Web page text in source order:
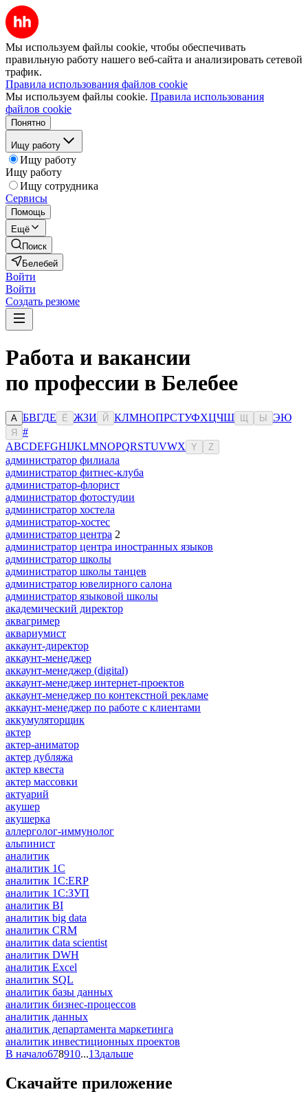
Мы используем файлы cookie, чтобы обеспечивать
правильную работу нашего веб-сайта и анализировать сетевой
трафик.
Правила использования файлов cookie
Мы используем файлы cookie. Правила использования
файлов cookie
Понятно
Ищу работу
Ищу работу
Ищу работу
Ищу сотрудника
Сервисы
Помощь
Ещё
Поиск
Белебей
Войти
Войти
Создать резюме
Работа и вакансии
по профессии в Белебее
А БВГДЕ Ё ЖЗИ Й КЛМНОПРСТУФХЦЧШ Ы ЭЮ
Я
#
ABCDEFGHIJKLMNOPQRSTUVWX Y Z
администратор филиала
администратор фитнес-клуба
администратор-флорист
администратор фотостудии
администратор хостела
администратор-хостес
администратор центра 2
администратор центра иностранных языков
администратор школы
администратор школы танцев
администратор ювелирного салона
администратор языковой школы
академический директор
аквагример
аквариумист
аккаунт-директор
аккаунт-менеджер
аккаунт-менеджер (digital)
аккаунт-менеджер интернет-проектов
аккаунт-менеджер по контекстной рекламе
аккаунт-менеджер по работе с клиентами
аккумуляторщик
актер
актер-аниматор
актер дубляжа
актер квеста
актер массовки
актуарий
акушер
акушерка
аллерголог-иммунолог
альпинист
аналитик
аналитик 1C
аналитик 1С:ERP
аналитик 1С:ЗУП
аналитик BI
аналитик big data
аналитик CRM
аналитик data scientist
аналитик DWH
аналитик Excel
аналитик SQL
аналитик базы данных
аналитик бизнес-процессов
аналитик данных
аналитик департамента маркетинга
аналитик инвестиционных проектов
В начало678910...13дальше
Скачайте приложение